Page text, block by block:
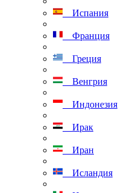
Испания
Франция
Греция
Венгрия
Индонезия
Ирак
Иран
Исландия